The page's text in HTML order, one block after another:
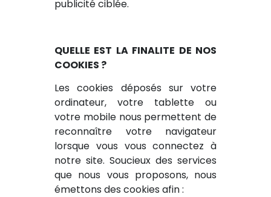
publicité ciblée.
QUELLE EST LA FINALITE DE NOS
COOKIES ?
Les cookies déposés sur votre
ordinateur, votre tablette ou
votre mobile nous permettent de
reconnaître votre navigateur
lorsque vous vous connectez à
notre site. Soucieux des services
que nous vous proposons, nous
émettons des cookies afin :